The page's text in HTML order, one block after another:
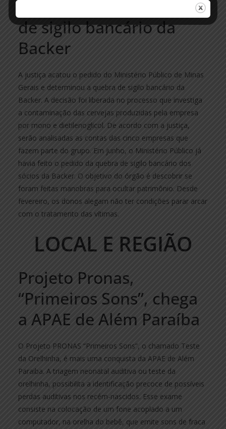
de sigilo bancário da
Backer
A justiça acatou o pedido do Ministério Público de Minas
Gerais e determinou a quebra de sigilo bancário da
Backer. A decisão foi liberada no processo que investiga
a contaminação das cervejas produzidas pela empresa
por mono e dietilenoglicol. De acordo com a justiça,
serão analisadas as contas das cinco empresas que
fazem parte do grupo. Em junho, o Ministério Público já
havia feito o pedido da quebra de sigilo bancário dos
sócios da Backer. O objetivo do órgão é descobrir se
foram feitas manobras para ocultar patrimônio. Desde
fevereiro, os donos alegam não ter condições parar arcar
com o tratamento das vítimas.
LOCAL E REGIÃO
Projeto Pronas,
“Primeiros Sons”, chega
a APAE de Além Paraíba
O Projeto PRONAS “Primeiros Sons”, o chamado Teste
da Orelhinha, é mais uma conquista da APAE de Além
Paraiba. A triagem neonatal auditiva ou teste da
orelhinha, possibilita a identificação precoce de possíveis
perdas auditivas nos recém-nascidos. Esse exame
consiste na colocação de um fone acoplado a um
computador, na orelha do bebê, que emite sons de fraca